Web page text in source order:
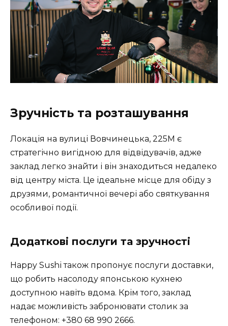
Зручність та розташування
Локація на вулиці Вовчинецька, 225М є
стратегічно вигідною для відвідувачів, адже
заклад легко знайти і він знаходиться недалеко
від центру міста. Це ідеальне місце для обіду з
друзями, романтичної вечері або святкування
особливої події.
Додаткові послуги та зручності
Happy Sushі також пропонує послуги доставки,
що робить насолоду японською кухнею
доступною навіть вдома. Крім того, заклад
надає можливість забронювати столик за
телефоном: +380 68 990 2666.